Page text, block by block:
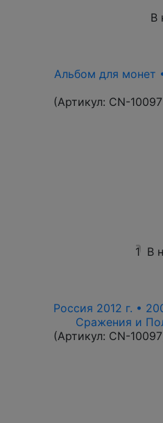
В
Альбом для монет
(Артикул: CN-
1 В
Россия 2012 г. •
Сражения и
(Артикул: CN-10097